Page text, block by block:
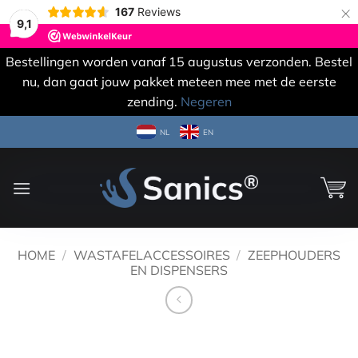
9,1
167 Reviews ×
Bestellingen worden vanaf 15 augustus verzonden. Bestel
nu, dan gaat jouw pakket meteen mee met de eerste
zending. Negeren
naar
NL EN
HOME / WASTAFELACCESSOIRES / ZEEPHOUDERS
EN DISPENSERS